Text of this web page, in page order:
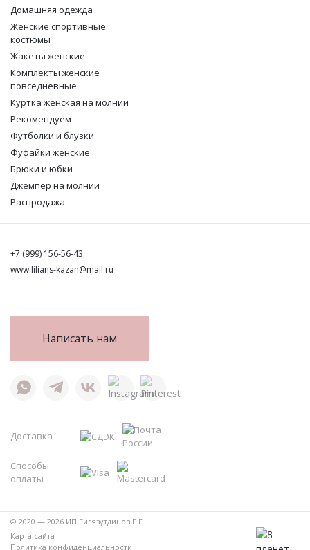
Домашняя одежда
Женские спортивные
костюмы
Жакеты женские
Комплекты женские
повседневные
Куртка женская на молнии
Рекомендуем
Футболки и блузки
Фуфайки женские
Брюки и юбки
Джемпер на молнии
Распродажа
+7 (999) 156-56-43
www.lilians-kazan@mail.ru
Написать нам
Доставка
Способы
оплаты
© 2020 — 2026 ИП Гилязутдинов Г.Г.
Карта сайта
Политика конфиденциальности